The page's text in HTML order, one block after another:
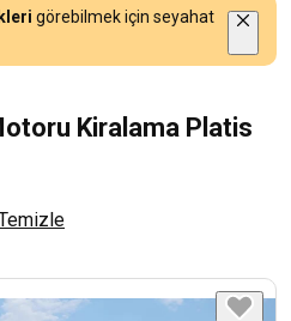
görebilmek için seyahat
Kiralama Platis